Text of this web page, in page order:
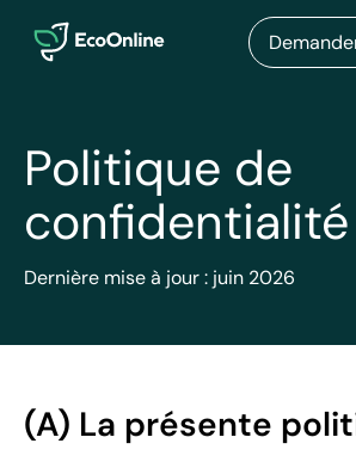
EcoOnline
Politique de
confidentialité
Dernière mise à jour : juin 2026
(A) La présente